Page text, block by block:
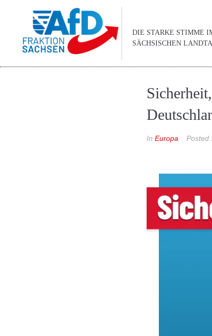
DIE STARKE STIMME
SÄCHSISCHEN
In Europa Posted